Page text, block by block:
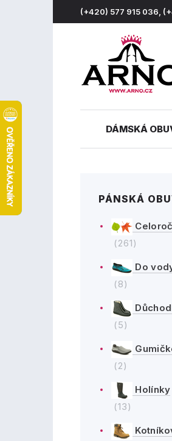
(+420) 577 915 036,
DÁMSKÁ
PÁNSKÁ
(261)
Do
(8)
(5)
(2)
Holínky
(13)